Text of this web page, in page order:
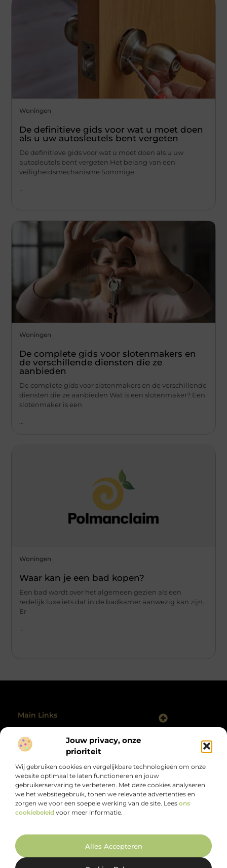
Jouw privacy, onze
prioriteit
Wij gebruiken cookies en vergelijkbare technologieën om onze
website optimaal te laten functioneren en jouw
gebruikerservaring te verbeteren. Met deze cookies analyseren
we het websitegebruik, tonen we relevante advertenties en
zorgen we voor een soepele werking van de site. Lees ons
cookiebeleid voor meer informatie.
Alles Accepteren
Woningen
De definitieve gids voor wat u moet doen
als u uw autosleutels bent vergeten
De definitieve gids voor wat u moet doen als u uw
autosleutels bent vergeten Het belang van een
veiligheidsmechanisme Sommige
Woningen
De complete gids voor slotenmakers en
de verschillende diensten die ze
aanbieden
De complete gids voor slotenmakers en de verschillende
diensten die ze aanbieden Wat is een slotenmaker? Een
slotenmaker is een
...
Woningen
Waar kan je een bad kopen?
Een bad wordt over het algemeen gezien als een
redelijk luxe iets dat in de badkamer aanwezig kan zijn.
Er
Main Links
@2025 All Right Reserved.
www.polmanclaim.nl.
Bericht categorie